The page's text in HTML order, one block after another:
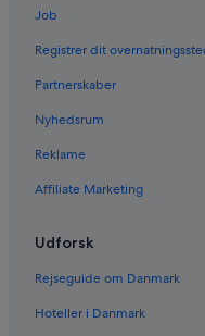
Job
Registrer dit
Partnerskaber
Nyhedsrum
Reklame
Affiliate Marketing
Udforsk
Rejseguide om Danmark
Hoteller i Danmark